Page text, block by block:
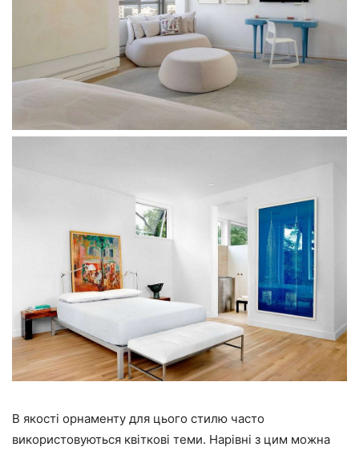
В якості орнаменту для цього стилю часто
використовуються квіткові теми. Нарівні з цим можна